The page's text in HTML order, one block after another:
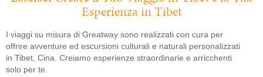
Esperienza in Tibet
I viaggi su misura di Greatway sono realizzati con cura per
offrire avventure ed escursioni culturali e naturali personalizzati
in Tibet, Cina. Creiamo esperienze straordinarie e arricchenti
solo per te.